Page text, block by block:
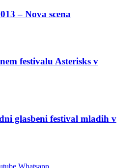
– Nova scena
festivalu Asterisks v
glasbeni festival mladih v
Whatsapp